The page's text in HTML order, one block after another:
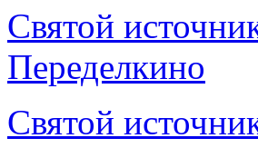
Святой
Переделкино
Святой